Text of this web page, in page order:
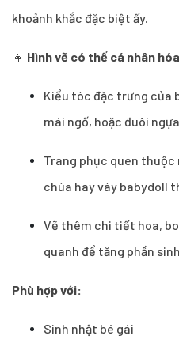
khoảnh khắc đặc biệt ấy.
👧 Hình vẽ có thể cá nhân
Kiểu tóc đặc trưng của
mái ngố, hoặc đuôi
Trang phục quen thuộc
chúa hay váy babydoll
Vẽ thêm chi tiết hoa,
quanh để tăng phần
Phù hợp với:
Sinh nhật bé gái